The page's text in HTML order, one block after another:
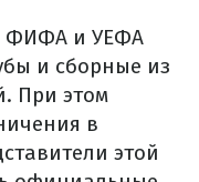
ФИФА и УЕФА
и сборные из
При этом
в
этой